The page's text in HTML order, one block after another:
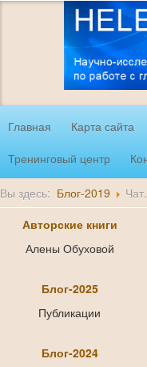
Главная Карта сайта
Тренинговый центр
Вы здесь: Блог-2019
Авторские книги
Алены Обуховой
Блог-2025
Публикации
Блог-2024